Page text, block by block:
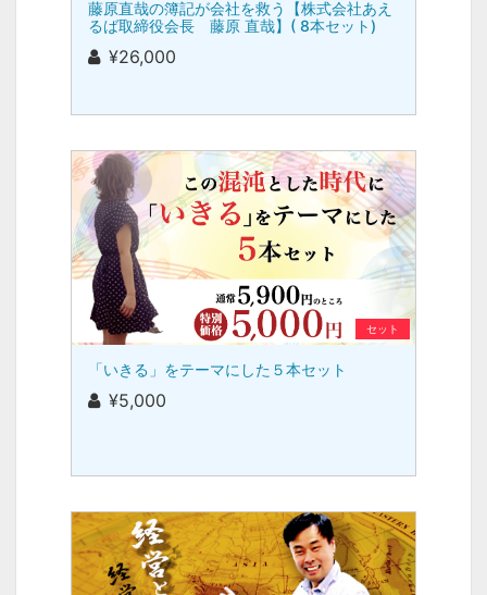
藤原直哉の簿記が会社を救う【株式会社あえ
るば取締役会長 藤原 直哉】( 8本セット)
¥26,000
セット
「いきる」をテーマにした５本セット
¥5,000